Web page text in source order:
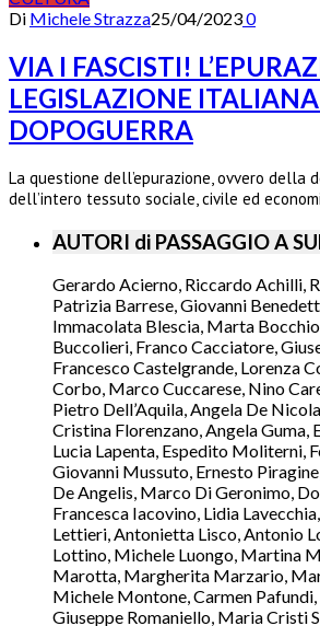
Di Michele Strazza25/04/20230
VIA I FASCISTI!
LEGISLAZIONE
DOPOGUERRA
La questione dell’epurazione, ovvero della
dell’intero tessuto sociale, civile ed
AUTORI di PASSAGGIO A
Gerardo Acierno, Riccardo Achilli,
Patrizia Barrese, Giovanni
Immacolata Blescia, Marta
Buccolieri, Franco Cacciatore,
Francesco Castelgrande, Lorenza
Corbo, Marco Cuccarese, Nino
Pietro Dell’Aquila, Angela De
Cristina Florenzano, Angela Guma,
Lucia Lapenta, Espedito Moliterni,
Giovanni Mussuto, Ernesto
De Angelis, Marco Di Geronimo,
Francesca Iacovino, Lidia
Lettieri, Antonietta Lisco, Antonio
Lottino, Michele Luongo, Martina
Marotta, Margherita Marzario,
Michele Montone, Carmen Pafundi,
Giuseppe Romaniello, Maria Cristi